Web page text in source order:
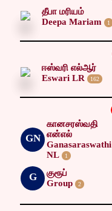
தீபா மரியம்
Deepa Mariam
1
ஈஸ்வரி எல்ஆர்
Eswari LR
162
GN
கானசரஸ்வதி
என்எல்
Ganasaraswathi
NL
1
G
குரூப்
Group
2